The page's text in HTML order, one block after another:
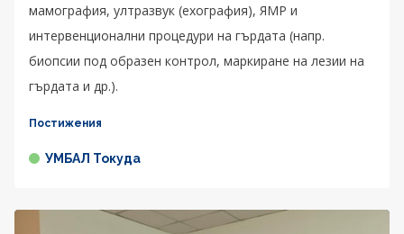
мамография, ултразвук (ехография), ЯМР и
интервенционални процедури на гърдата (напр.
биопсии под образен контрол, маркиране на лезии на
гърдата и др.).
Постижения
УМБАЛ Токуда